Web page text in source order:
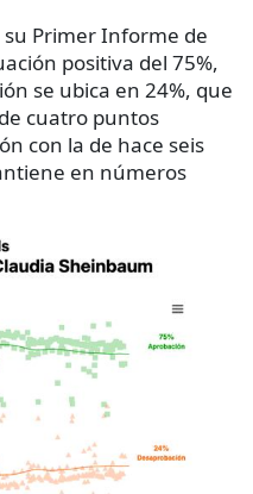
su Primer Informe de
positiva del 75%,
se ubica en 24%, que
cuatro puntos
con la de hace seis
en números